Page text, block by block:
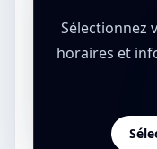
Sélectionnez
horaires et